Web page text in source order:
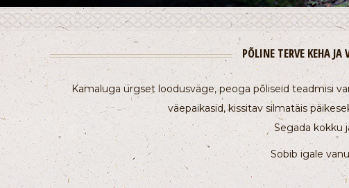
PÕLINE TERVE KEHA
Kamaluga ürgset loodusväge, peoga põliseid teadmisi
väepaikasid, kissitav silmatäis
Segada kokku
Sobib igale